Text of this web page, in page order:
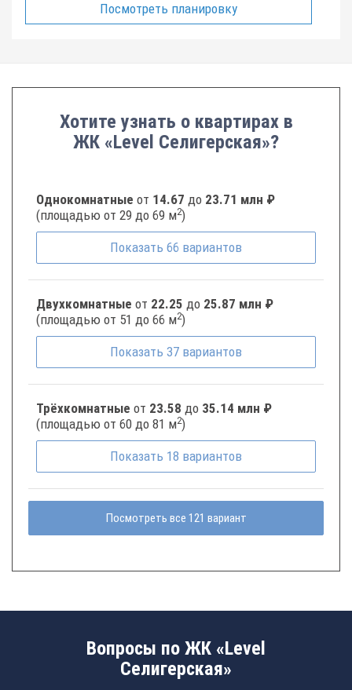
Посмотреть планировку
Хотите узнать о квартирах в
ЖК «Level Селигерская»?
Однокомнатные от 14.67 до 23.71 млн ₽
(площадью от 29 до 69 м2)
Показать 66 вариантов
Двухкомнатные от 22.25 до 25.87 млн ₽
(площадью от 51 до 66 м2)
Показать 37 вариантов
Трёхкомнатные от 23.58 до 35.14 млн ₽
(площадью от 60 до 81 м2)
Показать 18 вариантов
Посмотреть все 121 вариант
Вопросы по ЖК «Level
Селигерская»